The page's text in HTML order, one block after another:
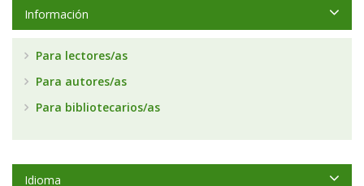
Información
Para lectores/as
Para autores/as
Para bibliotecarios/as
Idioma